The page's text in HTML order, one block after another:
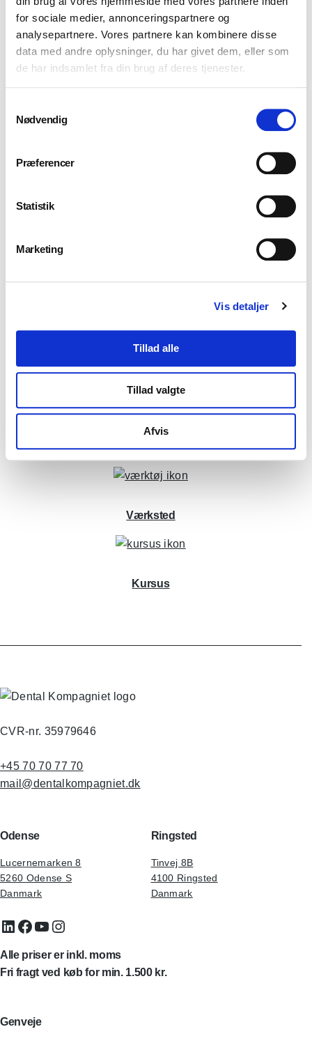
for sociale medier, annonceringspartnere og
analysepartnere. Vores partnere kan kombinere disse
data med andre oplysninger, du har givet dem, eller som
de har indsamlet fra din brug af deres tjenester.
Nødvendig
Præferencer
Statistik
Marketing
Vis detaljer
Tillad alle
Tillad valgte
Afvis
Installation og service
Klinikindretning
Værksted
Kursus
CVR-nr. 35979646
+45 70 70 77 70
mail@dentalkompagniet.dk
Odense
Lucernemarken 8
5260 Odense S
Danmark
Ringsted
Tinvej 8B
4100 Ringsted
Danmark
LinkedIn Facebook YouTube Instagram
Alle priser er inkl. moms
Fri fragt ved køb for min. 1.500 kr.
Genveje